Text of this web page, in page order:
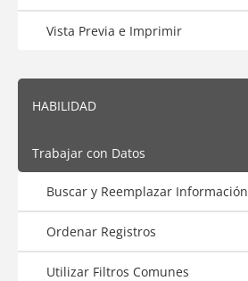
Vista Previa e Imprimir
HABILIDAD
Trabajar con Datos
Buscar y Reemplazar Información
Ordenar Registros
Utilizar Filtros Comunes